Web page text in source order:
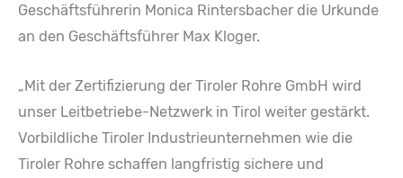
Geschäftsführerin Monica Rintersbacher die Urkunde
an den Geschäftsführer Max Kloger.
„Mit der Zertifizierung der Tiroler Rohre GmbH wird
unser Leitbetriebe-Netzwerk in Tirol weiter gestärkt.
Vorbildliche Tiroler Industrieunternehmen wie die
Tiroler Rohre schaffen langfristig sichere und